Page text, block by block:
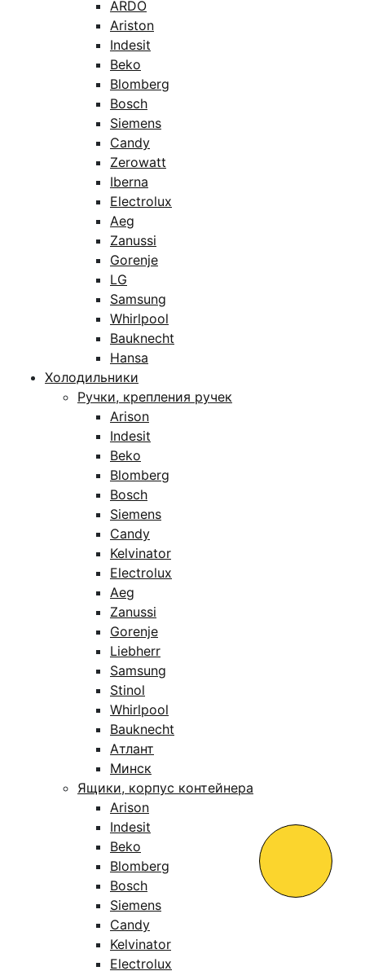
ARDO
Ariston
Indesit
Beko
Blomberg
Bosch
Siemens
Candy
Zerowatt
Iberna
Electrolux
Aeg
Zanussi
Gorenje
LG
Samsung
Whirlpool
Bauknecht
Hansa
Холодильники
Ручки, крепления ручек
Arison
Indesit
Beko
Blomberg
Bosch
Siemens
Candy
Kelvinator
Electrolux
Aeg
Zanussi
Gorenje
Liebherr
Samsung
Stinol
Whirlpool
Bauknecht
Атлант
Минск
Ящики, корпус контейнера
Arison
Indesit
Beko
Blomberg
Bosch
Siemens
Candy
Kelvinator
Electrolux